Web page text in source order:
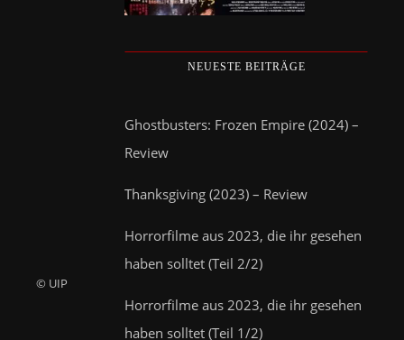
© UIP
NEUESTE BEITRÄGE
Ghostbusters: Frozen Empire (2024) –
Review
Thanksgiving (2023) – Review
Horrorfilme aus 2023, die ihr gesehen
haben solltet (Teil 2/2)
Horrorfilme aus 2023, die ihr gesehen
haben solltet (Teil 1/2)